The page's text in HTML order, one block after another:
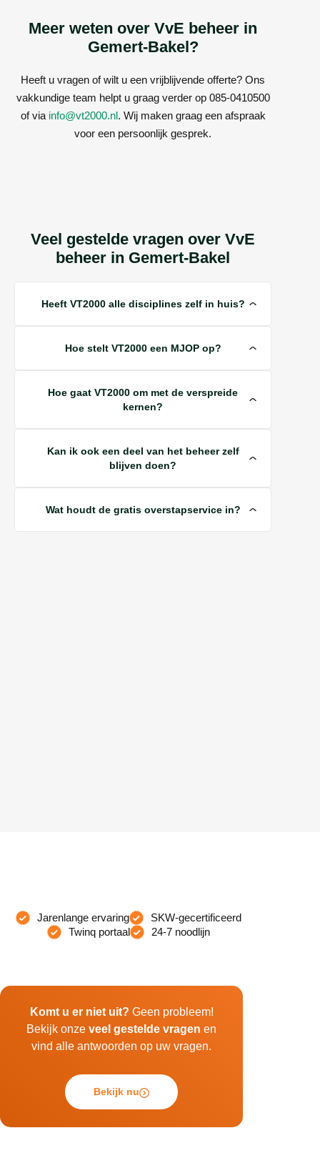
Meer weten over VvE beheer in
Gemert-Bakel?
Heeft u vragen of wilt u een vrijblijvende offerte? Ons
vakkundige team helpt u graag verder op 085-0410500
of via info@vt2000.nl. Wij maken graag een afspraak
voor een persoonlijk gesprek.
Veel gestelde vragen over VvE
beheer in Gemert-Bakel
Heeft VT2000 alle disciplines zelf in huis?
Hoe stelt VT2000 een MJOP op?
Hoe gaat VT2000 om met de verspreide
kernen?
Kan ik ook een deel van het beheer zelf
blijven doen?
Wat houdt de gratis overstapservice in?
Jarenlange ervaring
SKW-gecertificeerd
Twinq portaal
24-7 noodlijn
Komt u er niet uit? Geen probleem!
Bekijk onze veel gestelde vragen en
vind alle antwoorden op uw vragen.
Bekijk nu